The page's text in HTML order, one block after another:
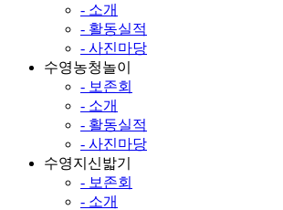
- 소개
- 활동실적
- 사진마당
수영농청놀이
- 보존회
- 소개
- 활동실적
- 사진마당
수영지신밟기
- 보존회
- 소개